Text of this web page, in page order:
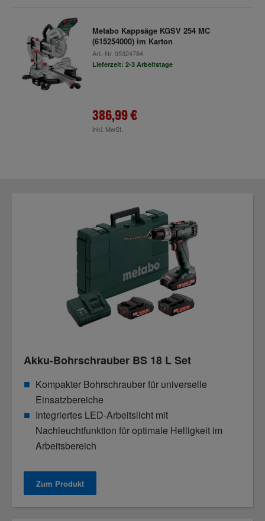
Metabo Kappsäge KGSV 254 MC
(615254000) im Karton
Art.-Nr. 95324784
Lieferzeit: 2-3 Arbeitstage
386,99 €
inkl. MwSt.
Akku-Bohrschrauber BS 18 L Set
Kompakter Bohrschrauber für universelle
Einsatzbereiche
Integriertes LED-Arbeitslicht mit
Nachleuchtfunktion für optimale Helligkeit im
Arbeitsbereich
Zum Produkt